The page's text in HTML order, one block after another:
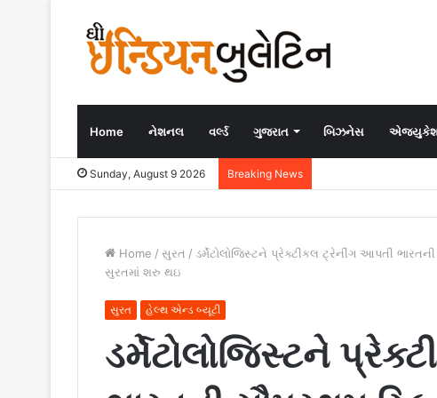
Home નેશનલ વર્લ્ડ ગુજરાત બિઝનેસ
Sunday, August 9 2026 Breaking News
Home / સુરત / ડર્મેટોલોજિસ્ટને પ્રેક્ટીકલ ટ્રેનીંગ આપતી
સુરતમાં શરુ થઇ
સુરત હેલ્થ એન્ડ બ્યૂટી
ડર્મેટોલોજિસ્ટને